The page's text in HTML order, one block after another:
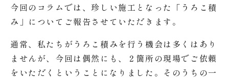
今回のコラムでは、珍しい施工となった「うろこ積
み」についてご報告させていただきます。
通常、私たちがうろこ積みを行う機会は多くはあり
ませんが、今回は偶然にも、２箇所の現場でご依頼
をいただくということになりました。そのうちの一